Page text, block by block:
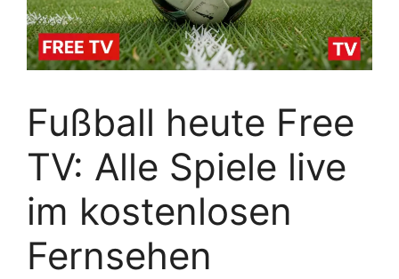
Fußball heute Free
TV: Alle Spiele live
im kostenlosen
Fernsehen